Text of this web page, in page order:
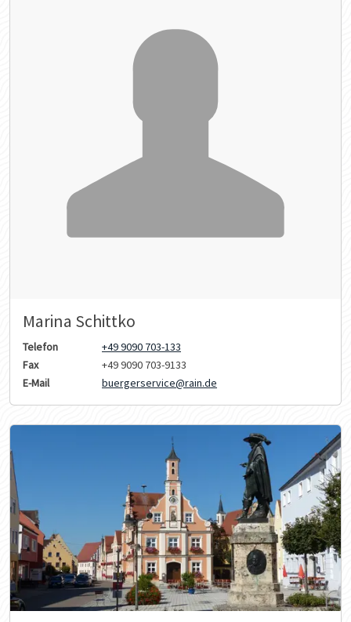
Marina Schittko
Telefon
+49 9090 703-133
Fax
+49 9090 703-9133
E-Mail
buergerservice@rain.de